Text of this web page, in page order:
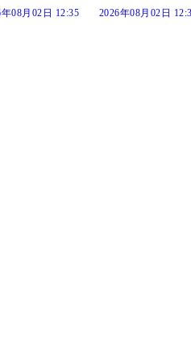
年08月02日 12:30 2026年08月02日